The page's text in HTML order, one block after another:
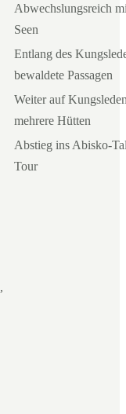
Abwechslungsreich
Seen
Entlang des
bewaldete Passagen
Weiter auf
mehrere Hütten
Abstieg ins Abisko-
Tour